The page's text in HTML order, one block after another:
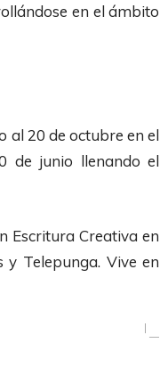
en el ámbito
al 20 de octubre en el
de junio llenando el
Escritura Creativa en
Telepunga. Vive en